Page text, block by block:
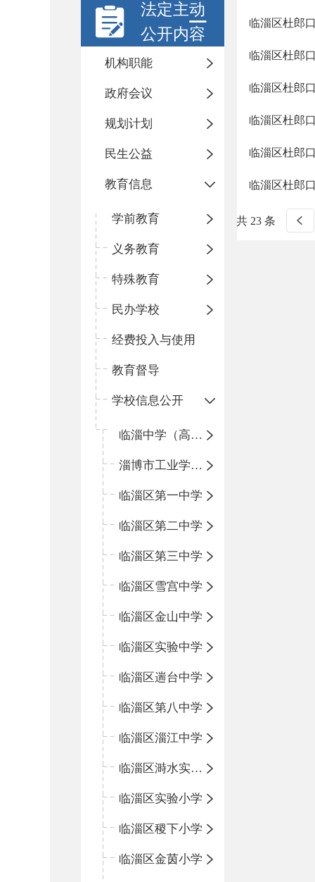
法定主动
公开内容
机构职能
政府会议
规划计划
民生公益
教育信息
学前教育
义务教育
特殊教育
民办学校
经费投入与使用
教育督导
学校信息公开
临淄中学（高中）
淄博市工业学校（中职学校）
临淄区第一中学
临淄区第二中学
临淄区第三中学
临淄区雪宫中学
临淄区金山中学
临淄区实验中学
临淄区遄台中学
临淄区第八中学
临淄区淄江中学
临淄区溡水实验学校
临淄区实验小学
临淄区稷下小学
临淄区金茵小学
临淄区杜郎
临淄区杜郎
临淄区杜郎
临淄区杜郎
临淄区杜郎
临淄区杜郎
共 23 条